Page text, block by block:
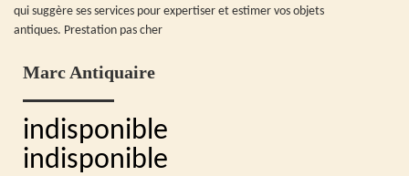
qui suggère ses services pour expertiser et estimer vos objets
antiques. Prestation pas cher
Marc Antiquaire
indisponible
indisponible